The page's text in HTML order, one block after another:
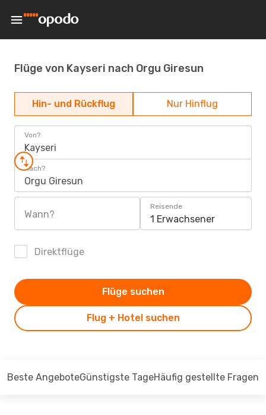
Flüge von Kayseri nach Orgu Giresun
Hin- und Rückflug Nur Hinflug
Von?
Kayseri
Nach?
Orgu Giresun
Wann?
Reisende
1 Erwachsener
Direktflüge
Flug + Hotel suchen
Flüge suchen
Beste AngeboteGünstigste TageHäufig gestellte Fragen